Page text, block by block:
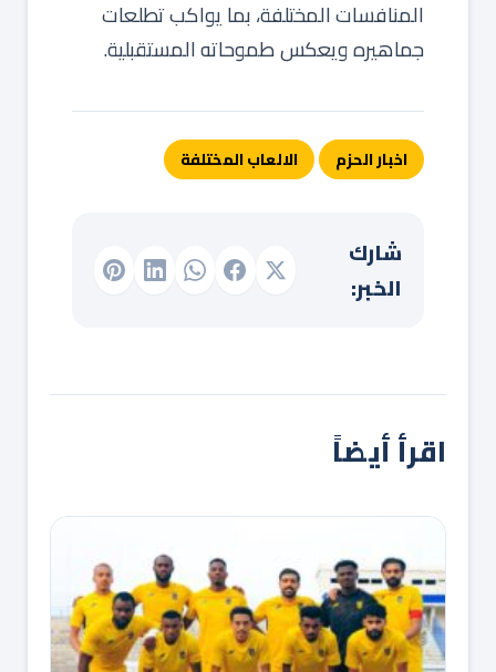
المنافسات المختلفة، بما يواكب تطلعات
جماهيره ويعكس طموحاته المستقبلية.
اخبار الحزم الالعاب المختلفة
شارك
الخبر:
اقرأ أيضاً